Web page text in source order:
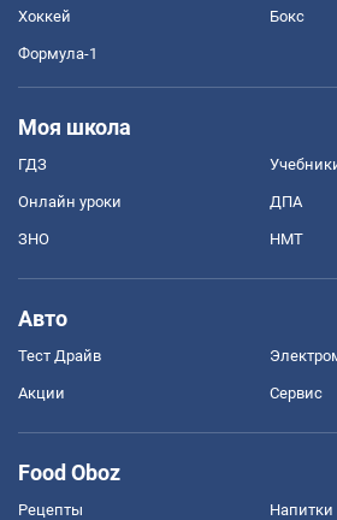
Хоккей Бокс
Формула-1
Моя школа
ГДЗ
Онлайн уроки ДПА
ЗНО НМТ
Авто
Тест Драйв
Акции Сервис
Food Oboz
Рецепты Напитки